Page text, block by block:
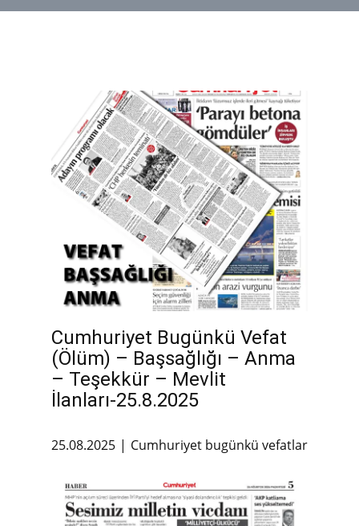
Cumhuriyet Bugünkü Vefat
(Ölüm) – Başsağlığı – Anma
– Teşekkür – Mevlit
İlanları-25.8.2025
25.08.2025 Cumhuriyet bugünkü vefatlar